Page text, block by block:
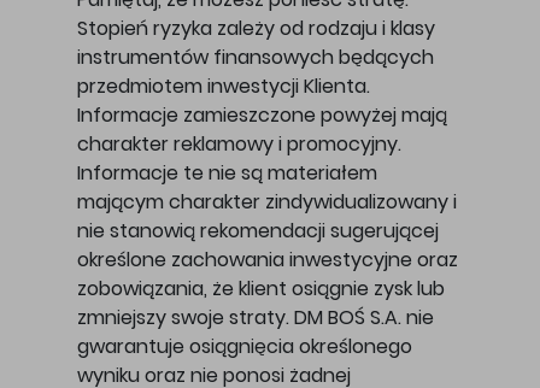
Stopień ryzyka zależy od rodzaju i klasy
instrumentów finansowych będących
przedmiotem inwestycji Klienta.
Informacje zamieszczone powyżej mają
charakter reklamowy i promocyjny.
Informacje te nie są materiałem
mającym charakter zindywidualizowany i
nie stanowią rekomendacji sugerującej
określone zachowania inwestycyjne oraz
zobowiązania, że klient osiągnie zysk lub
zmniejszy swoje straty. DM BOŚ S.A. nie
gwarantuje osiągnięcia określonego
wyniku oraz nie ponosi żadnej